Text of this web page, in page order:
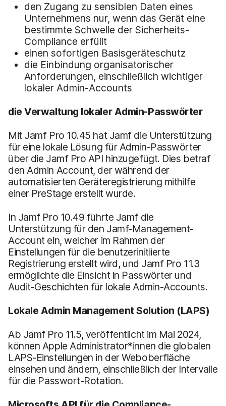
den Zugang zu sensiblen Daten eines
Unternehmens nur, wenn das Gerät eine
bestimmte Schwelle der Sicherheits-
Compliance erfüllt
einen sofortigen Basisgeräteschutz
die Einbindung organisatorischer
Anforderungen, einschließlich wichtiger
lokaler Admin-Accounts
die Verwaltung lokaler Admin-Passwörter
Mit Jamf Pro 10.45 hat Jamf die Unterstützung
für eine lokale Lösung für Admin-Passwörter
über die Jamf Pro API hinzugefügt. Dies betraf
den Admin Account, der während der
automatisierten Geräteregistrierung mithilfe
einer PreStage erstellt wurde.
In Jamf Pro 10.49 führte Jamf die
Unterstützung für den Jamf-Management-
Account ein, welcher im Rahmen der
Einstellungen für die benutzerinitiierte
Registrierung erstellt wird, und Jamf Pro 11.3
ermöglichte die Einsicht in Passwörter und
Audit-Geschichten für lokale Admin-Accounts.
Lokale Admin Management Solution (LAPS)
Ab Jamf Pro 11.5, veröffentlicht im Mai 2024,
können Apple Administrator*innen die globalen
LAPS-Einstellungen in der Weboberfläche
einsehen und ändern, einschließlich der Intervalle
für die Passwort-Rotation.